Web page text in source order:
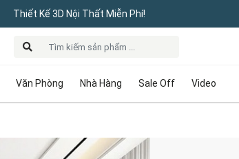
Thiết Kế 3D Nội Thất Miễn Phí!
Văn Phòng Nhà Hàng Sale Off Video